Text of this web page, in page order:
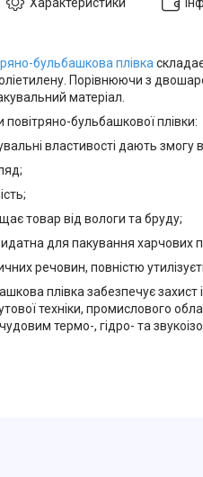
бульбашкова плівка
Порівнюючи з
матеріал.
повітряно-бульбашкової плівки:
властивості дають змогу
товар від вологи та бруду;
для пакування харчових
речовин, повністю
плівка забезпечує захист
техніки, промислового
термо-, гідро- та